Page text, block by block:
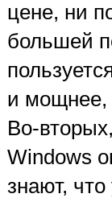
цене, ни
большей
и мощнее,
Во-
Windows
знают,